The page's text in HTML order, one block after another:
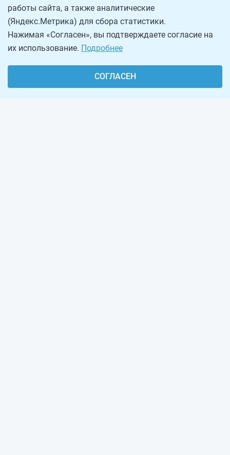
работы сайта, а также аналитические
(Яндекс.Метрика) для сбора статистики.
Нажимая «Согласен», вы подтверждаете согласие на
их использование. Подробнее
СОГЛАСЕН